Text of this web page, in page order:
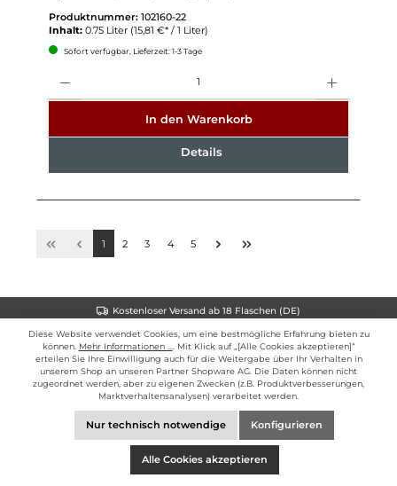
Produktnummer: 102160-22
Inhalt: 0.75 Liter (15,81 €* / 1 Liter)
Sofort verfügbar, Lieferzeit: 1-3 Tage
In den Warenkorb
Details
1 2 3 4 5
Kostenloser Versand ab 18 Flaschen (DE)
NEWSLETTER
ÜBER UNS
INFORMATIONEN
Diese Website verwendet Cookies, um eine bestmögliche Erfahrung bieten zu
können. Mehr Informationen ...
. Mit Klick auf „[Alle Cookies akzeptieren]“
erteilen Sie Ihre Einwilligung auch für die Weitergabe über Ihr Verhalten in
unserem Shop an unseren Partner Shopware AG. Die Daten können nicht
zugeordnet werden, aber zu eigenen Zwecken (z.B. Produktverbesserungen,
Marktverhaltensanalysen) verarbeitet werden.
Nur technisch notwendige Konfigurieren
Alle Cookies akzeptieren